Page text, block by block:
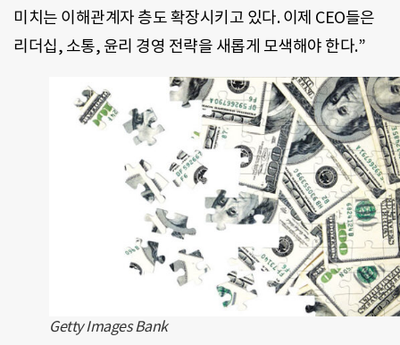
미치는 이해관계자 층도 확장시키고 있다. 이제 CEO들은
리더십, 소통, 윤리 경영 전략을 새롭게 모색해야 한다.”
Getty Images Bank